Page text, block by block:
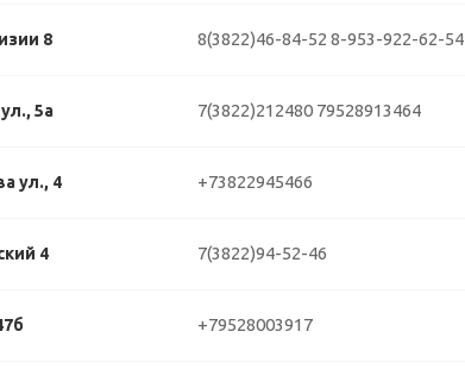
8 8(3822)46-84-52 8-953-922-62-54
5а 7(3822)212480 79528913464
ул., 4 +73822945466
4 7(3822)94-52-46
+79528003917